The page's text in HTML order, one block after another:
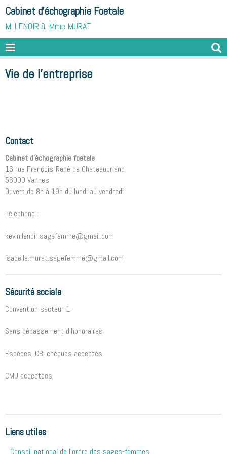
Cabinet d'échographie Foetale
M. LENOIR & Mme MURAT
Vie de l'entreprise
Contact
Cabinet d'échographie foetale
16 rue François-René de Chateaubriand
56000 Vannes
Ouvert de 8h à 19h du lundi au vendredi
Téléphone :
kevin.lenoir.sagefemme@gmail.com
isabelle.murat.sagefemme@gmail.com
Sécurité sociale
Convention secteur 1
Sans dépassement d'honoraires
Espèces, CB, chèques acceptés
CMU acceptées
Liens utiles
Conseil national de l'ordre des sages-femmes